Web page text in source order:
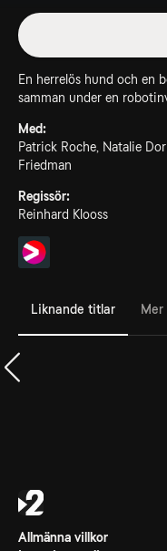
En herrelös hund och en
samman under en
Med:
Patrick Roche, Natalie
Friedman
Regissör:
Reinhard Klooss
Liknande titlar
Allmänna villkor